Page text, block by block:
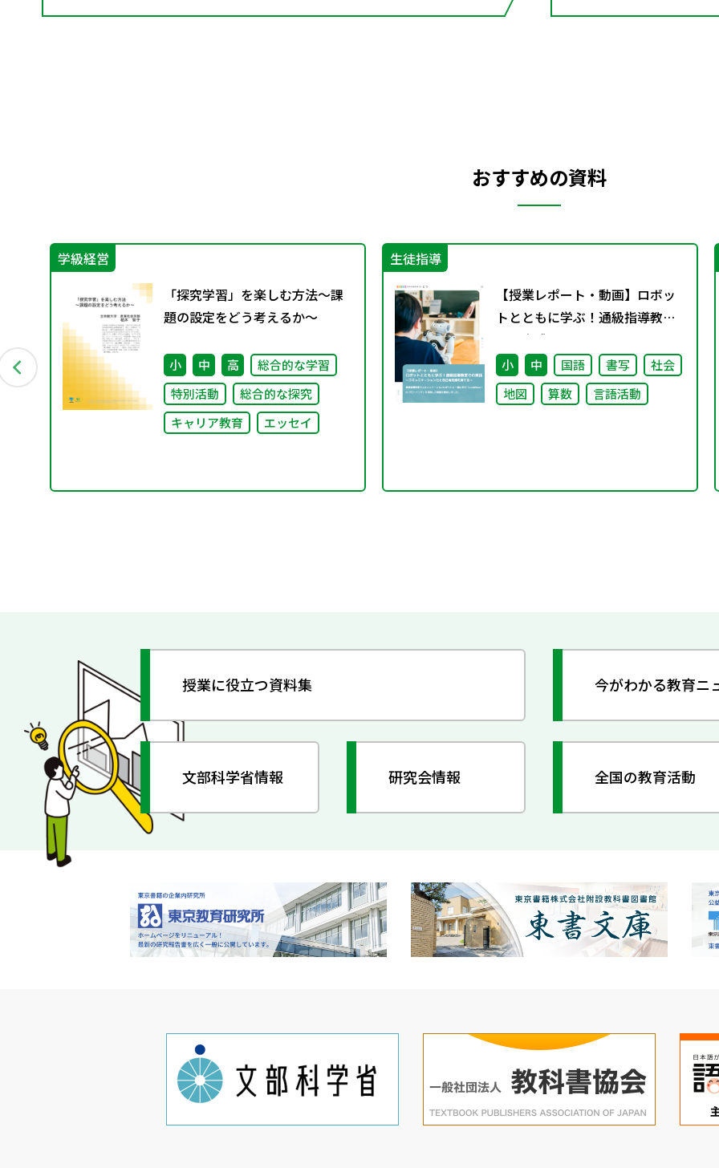
おすすめの資料
学級経営
「探究学習」を楽しむ方法～課
題の設定をどう考えるか～
小 中 高
総合的な学習
特別活動
総合的な探究
キャリア教育
エッセイ
生徒指導
【授業レポート・動画】ロボッ
トとともに学ぶ！通級指導教室
での実践～コミュニケーション
力と自己肯定感を育てる～
小 中 国語 書写
社会
地図
算数 言語活動
授業に役立つ資料集 今がわかる教育ニ
文部科学省情報 研究会情報 全国の教育活動